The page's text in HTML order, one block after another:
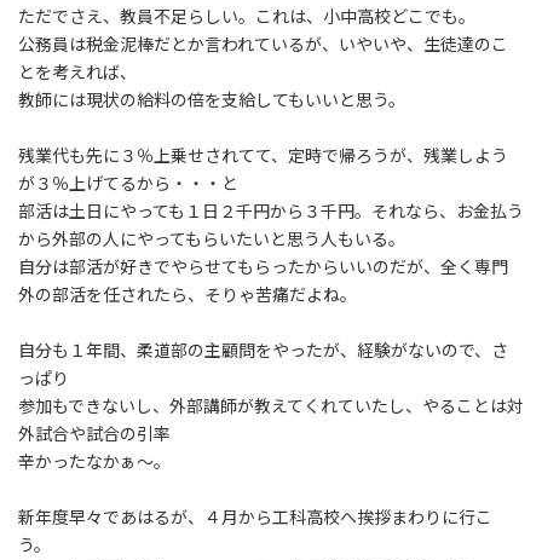
ただでさえ、教員不足らしい。これは、小中高校どこでも。
公務員は税金泥棒だとか言われているが、いやいや、生徒達のこ
とを考えれば、
教師には現状の給料の倍を支給してもいいと思う。
残業代も先に３％上乗せされてて、定時で帰ろうが、残業しよう
が３％上げてるから・・・と
部活は土日にやっても１日２千円から３千円。それなら、お金払う
から外部の人にやってもらいたいと思う人もいる。
自分は部活が好きでやらせてもらったからいいのだが、全く専門
外の部活を任されたら、そりゃ苦痛だよね。
自分も１年間、柔道部の主顧問をやったが、経験がないので、さ
っぱり
参加もできないし、外部講師が教えてくれていたし、やることは対
外試合や試合の引率
辛かったなかぁ～。
新年度早々であはるが、４月から工科高校へ挨拶まわりに行こ
う。